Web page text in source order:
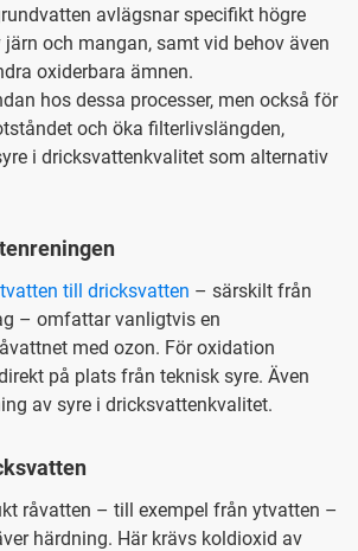
avlägsnar specifikt högre
och mangan, samt vid behov även
oxiderbara ämnen.
hos dessa processer, men också för
och öka filterlivslängden,
i dricksvattenkvalitet som alternativ
till dricksvatten – särskilt från
– omfattar vanligtvis en
med ozon. För oxidation
på plats från teknisk syre. Även
av syre i dricksvattenkvalitet.
råvatten – till exempel från ytvatten –
härdning. Här krävs koldioxid av